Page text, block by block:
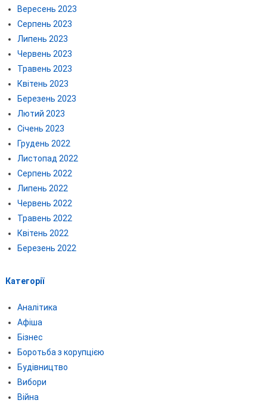
Вересень 2023
Серпень 2023
Липень 2023
Червень 2023
Травень 2023
Квітень 2023
Березень 2023
Лютий 2023
Січень 2023
Грудень 2022
Листопад 2022
Серпень 2022
Липень 2022
Червень 2022
Травень 2022
Квітень 2022
Березень 2022
Категорії
Аналітика
Афіша
Бізнес
Боротьба з корупцією
Будівництво
Вибори
Війна